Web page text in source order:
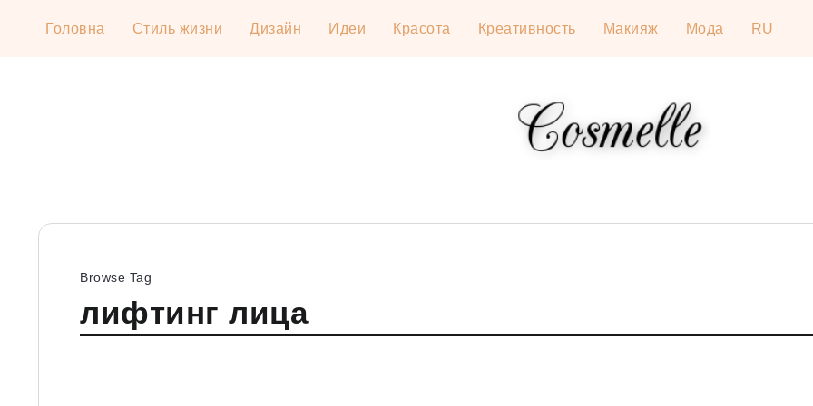
Головна Стиль жизни Дизайн Идеи Красота Креативность Макияж Мода RU
Browse Tag
лифтинг лица